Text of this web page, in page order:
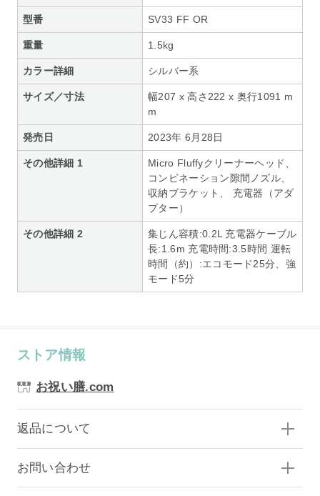
型番 SV33 FF OR
重量 1.5kg
カラー詳細 シルバー系
サイズ／寸法
幅207 x 高さ222 x 奥行1091 m
m
発売日 2023年 6月28日
その他詳細 1
Micro Fluffyクリーナーヘッド、
コンビネーション隙間ノズル、
収納ブラケット、 充電器（アダ
プター）
その他詳細 2
集じん容積:0.2L 充電器ケーブル
長:1.6m 充電時間:3.5時間 運転
時間（約）:エコモード25分、強
モード5分
ストア情報
お祝い膳.com
返品について
お問い合わせ